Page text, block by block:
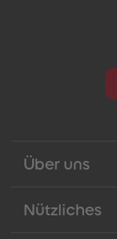
Über uns
Nützliches